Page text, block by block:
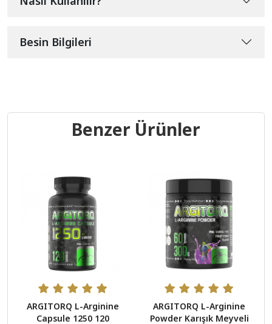
Besin Bilgileri
Benzer Ürünler
ARGITORQ L-Arginine
Capsule 1250 120
ARGITORQ L-Arginine
Powder Karışık Meyveli